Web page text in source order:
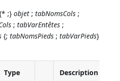
;}objet ;tabNomsCols ;
;tabVarEntêtes ;
{;tabNomsPieds ;tabVarPieds}
Type Description